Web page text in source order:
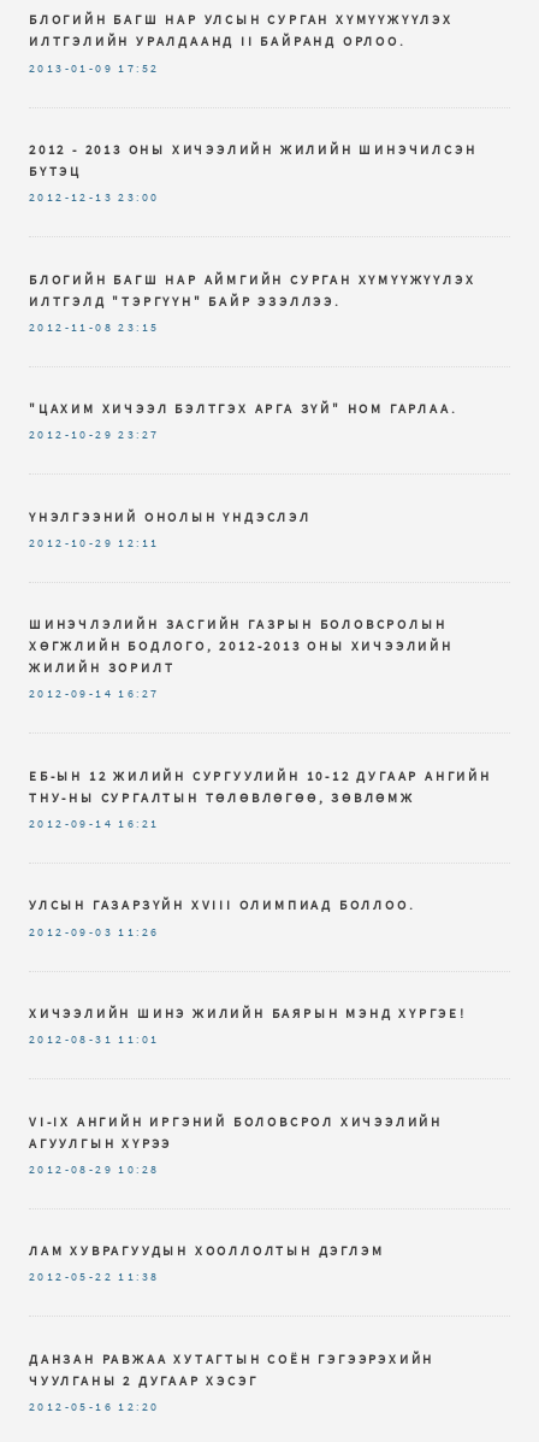
БЛОГИЙН БАГШ НАР УЛСЫН СУРГАН ХҮМҮҮЖҮҮЛЭХ
ИЛТГЭЛИЙН УРАЛДААНД II БАЙРАНД ОРЛОО.
2013-01-09 17:52
2012 - 2013 ОНЫ ХИЧЭЭЛИЙН ЖИЛИЙН ШИНЭЧИЛСЭН
БҮТЭЦ
2012-12-13 23:00
БЛОГИЙН БАГШ НАР АЙМГИЙН СУРГАН ХҮМҮҮЖҮҮЛЭХ
ИЛТГЭЛД "ТЭРГҮҮН" БАЙР ЭЗЭЛЛЭЭ.
2012-11-08 23:15
"ЦАХИМ ХИЧЭЭЛ БЭЛТГЭХ АРГА ЗҮЙ" НОМ ГАРЛАА.
2012-10-29 23:27
ҮНЭЛГЭЭНИЙ ОНОЛЫН ҮНДЭСЛЭЛ
2012-10-29 12:11
ШИНЭЧЛЭЛИЙН ЗАСГИЙН ГАЗРЫН БОЛОВСРОЛЫН
ХӨГЖЛИЙН БОДЛОГО, 2012-2013 ОНЫ ХИЧЭЭЛИЙН
ЖИЛИЙН ЗОРИЛТ
2012-09-14 16:27
ЕБ-ЫН 12 ЖИЛИЙН СУРГУУЛИЙН 10-12 ДУГААР АНГИЙН
ТНУ-НЫ СУРГАЛТЫН ТӨЛӨВЛӨГӨӨ, ЗӨВЛӨМЖ
2012-09-14 16:21
УЛСЫН ГАЗАРЗҮЙН XVIII ОЛИМПИАД БОЛЛОО.
2012-09-03 11:26
ХИЧЭЭЛИЙН ШИНЭ ЖИЛИЙН БАЯРЫН МЭНД ХҮРГЭЕ!
2012-08-31 11:01
VI-IX AНГИЙН ИРГЭНИЙ БОЛОВСРОЛ ХИЧЭЭЛИЙН
АГУУЛГЫН ХҮРЭЭ
2012-08-29 10:28
ЛАМ ХУВРАГУУДЫН ХООЛЛОЛТЫН ДЭГЛЭМ
2012-05-22 11:38
ДАНЗАН РАВЖАА ХУТАГТЫН СОЁН ГЭГЭЭРЭХИЙН
ЧУУЛГАНЫ 2 ДУГААР ХЭСЭГ
2012-05-16 12:20